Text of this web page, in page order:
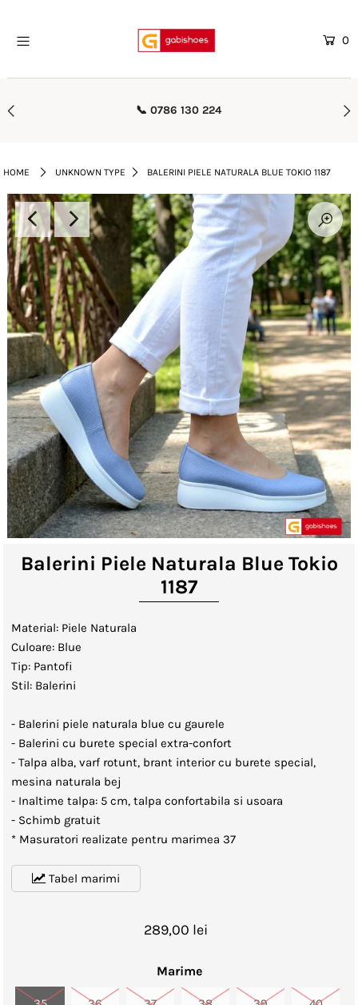
0
📞 0786 130 224
HOME UNKNOWN TYPE BALERINI PIELE NATURALA BLUE TOKIO 1187
Balerini Piele Naturala Blue Tokio
1187
Material: Piele Naturala
Culoare: Blue
Tip: Pantofi
Stil: Balerini
- Balerini piele naturala blue cu gaurele
- Balerini cu burete special extra-confort
- Talpa alba, varf rotunt, brant interior cu burete special,
mesina naturala bej
- Inaltime talpa: 5 cm, talpa confortabila si usoara
- Schimb gratuit
* Masuratori realizate pentru marimea 37
Tabel marimi
289,00 lei
Marime
Mega Oferte
Barbati
Copii
Rieker
Genti
Reduceri
Curele
Lenjerii de Pat
Viziere
Catalog
Contact
Autentificare sau creeaza cont
client